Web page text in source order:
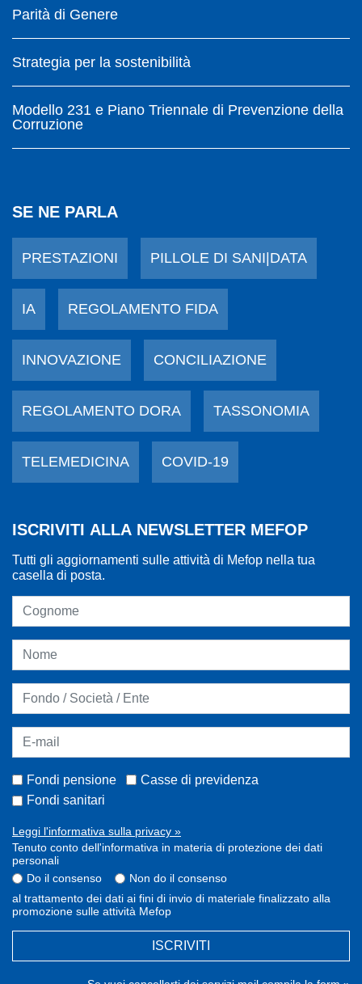
Parità di Genere
Strategia per la sostenibilità
Modello 231 e Piano Triennale di Prevenzione della
Corruzione
SE NE PARLA
PRESTAZIONI PILLOLE DI SANI|DATA
IA REGOLAMENTO FIDA
INNOVAZIONE CONCILIAZIONE
REGOLAMENTO DORA TASSONOMIA
TELEMEDICINA COVID-19
ISCRIVITI ALLA NEWSLETTER MEFOP
Tutti gli aggiornamenti sulle attività di Mefop nella tua
casella di posta.
Fondi pensione
Casse di previdenza
Fondi sanitari
Leggi l'informativa sulla privacy »
Tenuto conto dell'informativa in materia di protezione dei dati
personali
Do il consenso
Non do il consenso
al trattamento dei dati ai fini di invio di materiale finalizzato alla
promozione sulle attività Mefop
ISCRIVITI